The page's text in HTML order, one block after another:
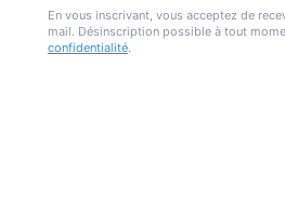
En vous inscrivant, vous acceptez de
mail. Désinscription possible à tout
confidentialité.